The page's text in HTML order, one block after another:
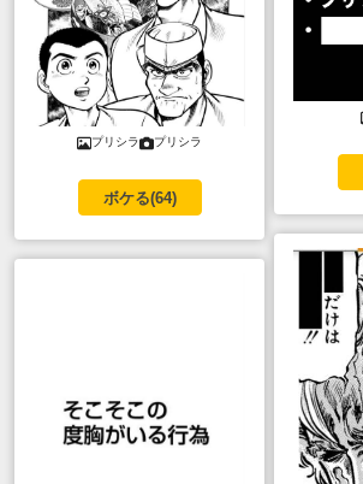
プリシラ プリシラ
ボケる(64)